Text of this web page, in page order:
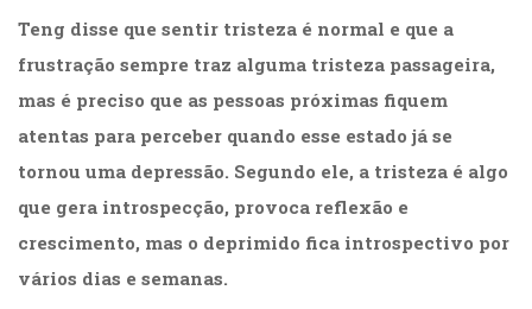
Teng disse que sentir tristeza é normal e que a
frustração sempre traz alguma tristeza passageira,
mas é preciso que as pessoas próximas fiquem
atentas para perceber quando esse estado já se
tornou uma depressão. Segundo ele, a tristeza é algo
que gera introspecção, provoca reflexão e
crescimento, mas o deprimido fica introspectivo por
vários dias e semanas.